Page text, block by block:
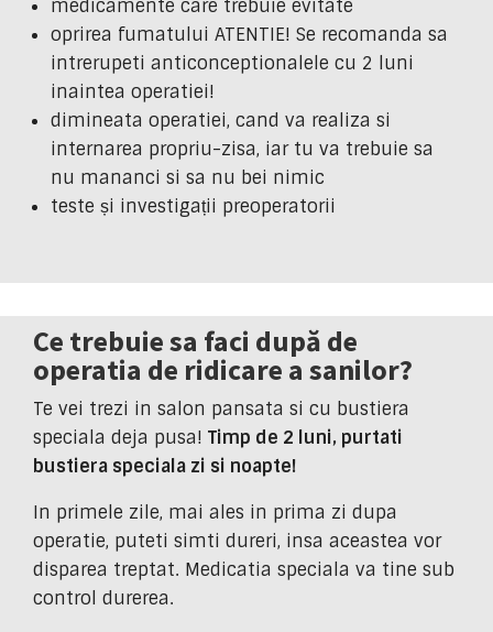
medicamente care trebuie evitate
oprirea fumatului ATENTIE! Se recomanda sa
intrerupeti anticonceptionalele cu 2 luni
inaintea operatiei!
dimineata operatiei, cand va realiza si
internarea propriu-zisa, iar tu va trebuie sa
nu mananci si sa nu bei nimic
teste și investigații preoperatorii
Ce trebuie sa faci după de
operatia de ridicare a sanilor?
Te vei trezi in salon pansata si cu bustiera
speciala deja pusa! Timp de 2 luni, purtati
bustiera speciala zi si noapte!
In primele zile, mai ales in prima zi dupa
operatie, puteti simti dureri, insa aceastea vor
disparea treptat. Medicatia speciala va tine sub
control durerea.